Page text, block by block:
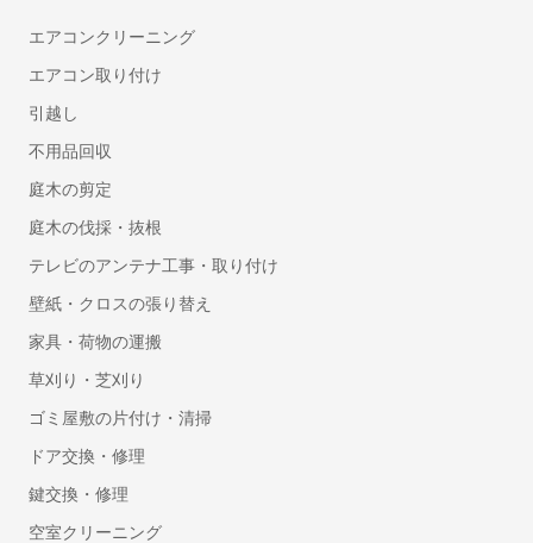
人事・労務
勤怠管理システム
労務管理システム
人事評価システム
タレントマネジメントシステム
給与前払いサービス
Web給与明細システム
人事管理システム
eラーニングシステム
Web面接(オンライン面接)ツール
マイナンバー管理システム
採用サイト制作サービス
エアコンクリーニング
エアコン取り付け
引越し
不用品回収
庭木の剪定
庭木の伐採・抜根
テレビのアンテナ工事・取り付け
壁紙・クロスの張り替え
家具・荷物の運搬
草刈り・芝刈り
ゴミ屋敷の片付け・清掃
ドア交換・修理
鍵交換・修理
空室クリーニング